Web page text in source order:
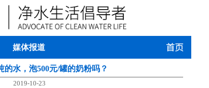
媒体报道
的水，泡500元/罐的奶粉吗？
2019-10-23